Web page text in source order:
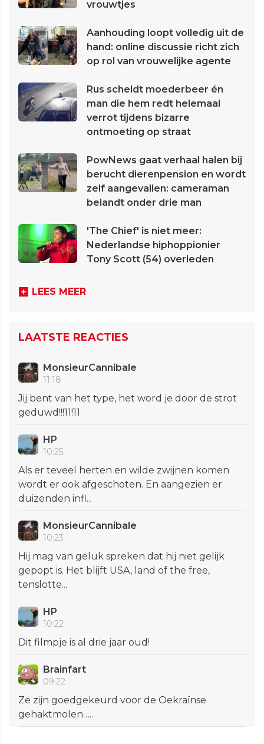
vrouwtjes
Aanhouding loopt volledig uit de
hand: online discussie richt zich
op rol van vrouwelijke agente
Rus scheldt moederbeer én
man die hem redt helemaal
verrot tijdens bizarre
ontmoeting op straat
PowNews gaat verhaal halen bij
berucht dierenpension en wordt
zelf aangevallen: cameraman
belandt onder drie man
'The Chief' is niet meer:
Nederlandse hiphoppionier
Tony Scott (54) overleden
LEES MEER
LAATSTE REACTIES
MonsieurCannibale
11:18
Jij bent van het type, het word je door de strot
geduwd!!!11!11
HP
10:25
Als er teveel herten en wilde zwijnen komen
wordt er ook afgeschoten. En aangezien er
duizenden infl...
MonsieurCannibale
10:23
Hij mag van geluk spreken dat hij niet gelijk
gepopt is. Het blijft USA, land of the free,
tenslotte...
HP
10:22
Dit filmpje is al drie jaar oud!
Brainfart
09:22
Ze zijn goedgekeurd voor de Oekraïnse
gehaktmolen…..